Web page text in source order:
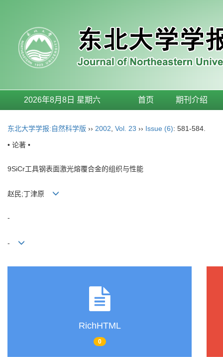
2026年8月8日 星期六 首页 期刊介绍
东北大学学报:自然科学版 ›› 2002 Vol. 23 ›› Issue (6): 581-584.
• 论著 •
9SiCr工具钢表面激光熔覆合金的组织与性能
赵民;丁津原
-
-
RichHTML
0